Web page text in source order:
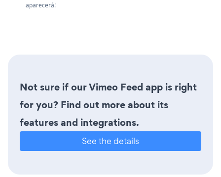
aparecerá!
Not sure if our Vimeo Feed app is right
for you? Find out more about its
features and integrations.
See the details